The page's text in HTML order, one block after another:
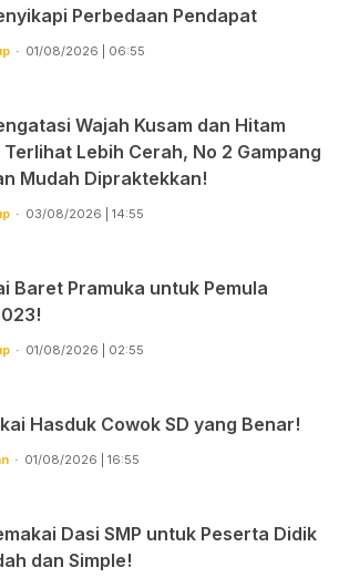
Perbedaan Pendapat
01/08/2026 | 06:55
Wajah Kusam dan Hitam
Lebih Cerah, No 2 Gampang
Mudah Dipraktekkan!
03/08/2026 | 14:55
Baret Pramuka untuk Pemula
01/08/2026 | 02:55
Hasduk Cowok SD yang Benar!
01/08/2026 | 16:55
Dasi SMP untuk Peserta Didik
dan Simple!